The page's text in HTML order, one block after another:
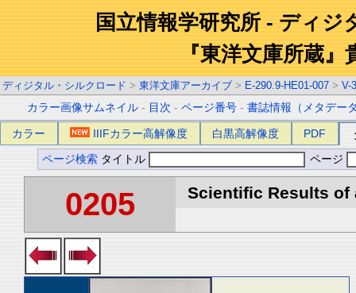
国立情報学研究所 - ディジ
『東洋文庫所蔵』
ディジタル・シルクロード > 東洋文庫アーカイブ > E-290.9-HE01-007 > V-3
カラー画像サムネイル - 目次 -ページ番号 -書誌情報（メタデー
カラー IIIFカラー高解像度 白黒高解像度 PDF
ページ検索 タイトル ページ
0205 Scientific Results of